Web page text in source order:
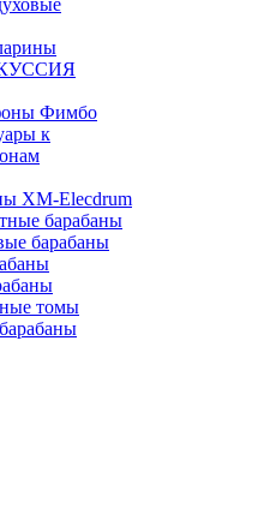
Фимбо
к
XM-Elecdrum
барабаны
барабаны
томы